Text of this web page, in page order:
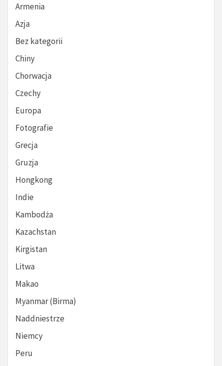
Armenia
Azja
Bez kategorii
Chiny
Chorwacja
Czechy
Europa
Fotografie
Grecja
Gruzja
Hongkong
Indie
Kambodża
Kazachstan
Kirgistan
Litwa
Makao
Myanmar (Birma)
Naddniestrze
Niemcy
Peru